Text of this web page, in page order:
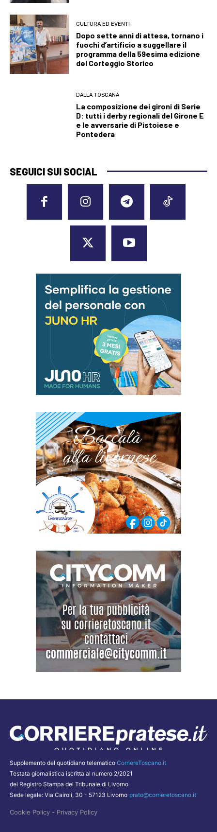
CULTURA ED EVENTI
Dopo sette anni di attesa, tornano i
fuochi d’artificio a suggellare il
programma della 59esima edizione
del Corteggio Storico
DALLA TOSCANA
La composizione dei gironi di Serie
D: tutti i derby regionali del Girone E
e le avversarie di Pistoiese e
Pontedera
SEGUICI SUI SOCIAL
Supplemento del quotidiano telematico CorriereToscano.it
Testata giornalistica iscritta al numero 2/2021
del Registro Stampa del Tribunale di Livorno
Sede legale: Via Cairoli, 30 - 57123 Livorno prato@corrieretoscano.it
Cookie Policy - Privacy Policy